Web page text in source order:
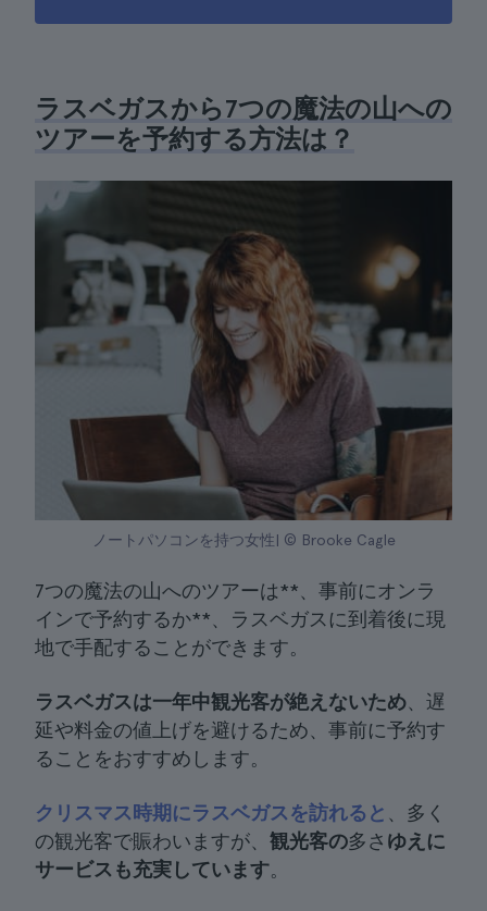
ラスベガスから7つの魔法の山への
ツアーを予約する方法は？
ノートパソコンを持つ女性| © Brooke Cagle
7つの魔法の山へのツアーは**、事前にオンラ
インで予約するか**、ラスベガスに到着後に現
地で手配することができます。
ラスベガスは一年中観光客が絶えないため 、遅
延や料金の値上げを避けるため、事前に予約す
ることをおすすめします。
クリスマス時期にラスベガスを訪れると
、多く
の観光客で賑わいますが、 観光客の多さ ゆえに
サービスも充実しています。